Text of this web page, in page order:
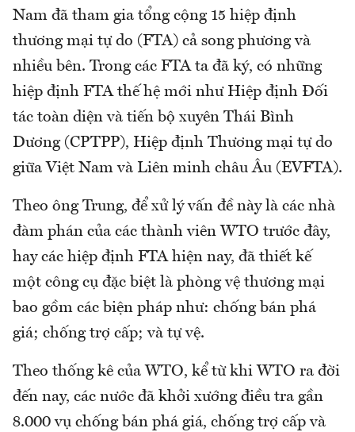
Nam đã tham gia tổng cộng 15 hiệp định
thương mại tự do (FTA) cả song phương và
nhiều bên. Trong các FTA ta đã ký, có những
hiệp định FTA thế hệ mới như Hiệp định Đối
tác toàn diện và tiến bộ xuyên Thái Bình
Dương (CPTPP), Hiệp định Thương mại tự do
giữa Việt Nam và Liên minh châu Âu (EVFTA).
Theo ông Trung, để xử lý vấn đề này là các nhà
đàm phán của các thành viên WTO trước đây,
hay các hiệp định FTA hiện nay, đã thiết kế
một công cụ đặc biệt là phòng vệ thương mại
bao gồm các biện pháp như: chống bán phá
giá; chống trợ cấp; và tự vệ.
Theo thống kê của WTO, kể từ khi WTO ra đời
đến nay, các nước đã khởi xướng điều tra gần
8.000 vụ chống bán phá giá, chống trợ cấp và